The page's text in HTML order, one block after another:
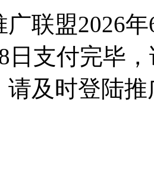
联盟2026
日支付完毕
请及时登陆